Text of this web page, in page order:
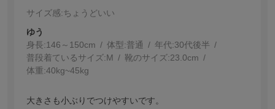
サイズ感:ちょうどいい
ゆう
身長:146～150cm 体型:普通 年代:30代後半
普段着ているサイズ:M 靴のサイズ:23.0cm
体重:40kg~45kg
大きさも小ぶりでつけやすいです。